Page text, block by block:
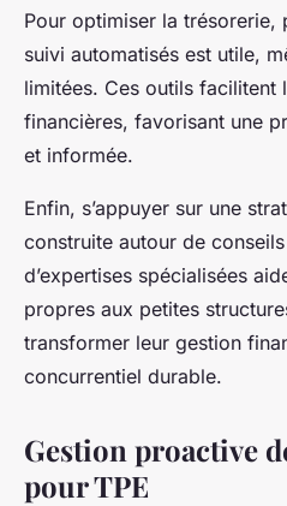
Pour optimiser la
suivi automatisés est utile,
limitées. Ces outils facilitent
financières, favorisant une
et informée.
Enfin, s’appuyer sur une
construite autour de
d’expertises spécialisées
propres aux petites
transformer leur gestion
concurrentiel durable.
Gestion proactive
pour TPE